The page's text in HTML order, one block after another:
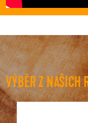
VÝBĚR Z NAŠICH